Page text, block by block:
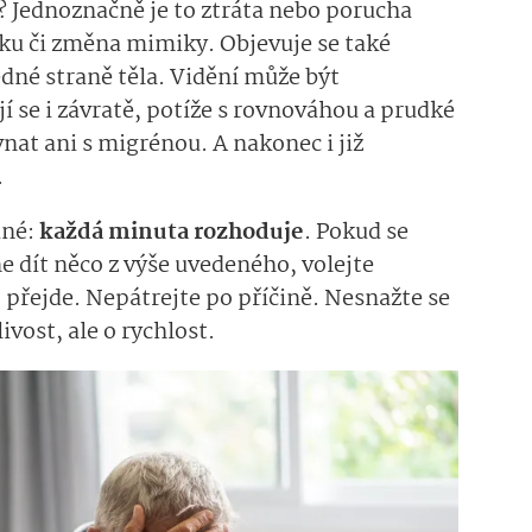
je to ztráta nebo porucha
či změna mimiky. Objevuje se také
straně těla. Vidění může být
i závratě, potíže s rovnováhou a prudké
ani s migrénou. A nakonec i již
každá minuta rozhoduje. Pokud se
dít něco z výše uvedeného, volejte
Nepátrejte po příčině. Nesnažte se
ale o rychlost.